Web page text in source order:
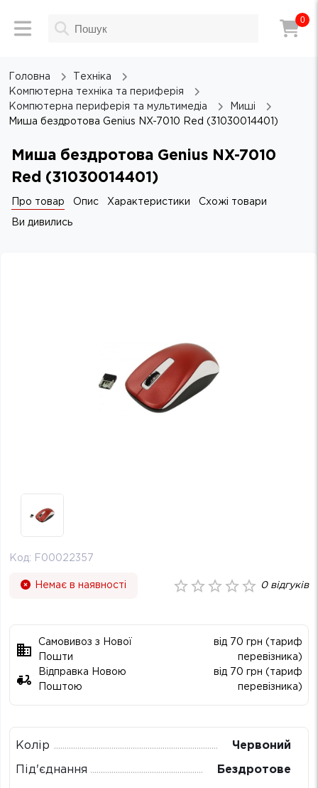
0
Головна
Техніка
Компютерна техніка та периферія
Компютерна периферія та мультимедіа
Миші
Миша бездротова Genius NX-7010 Red (31030014401)
Миша бездротова Genius NX-7010
Red (31030014401)
Про товар Опис Характеристики Схожі товари
Ви дивились
Код: F00022357
Немає в наявності 0відгуків
Самовивоз з Нової
Пошти
від 70 грн (тариф
перевізника)
Відправка Новою
Поштою
від 70 грн (тариф
перевізника)
Колір Червоний
Під'єднання Бездротове